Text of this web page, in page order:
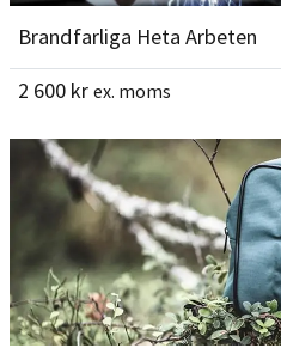
Brandfarliga Heta Arbeten
2 600 kr ex. moms